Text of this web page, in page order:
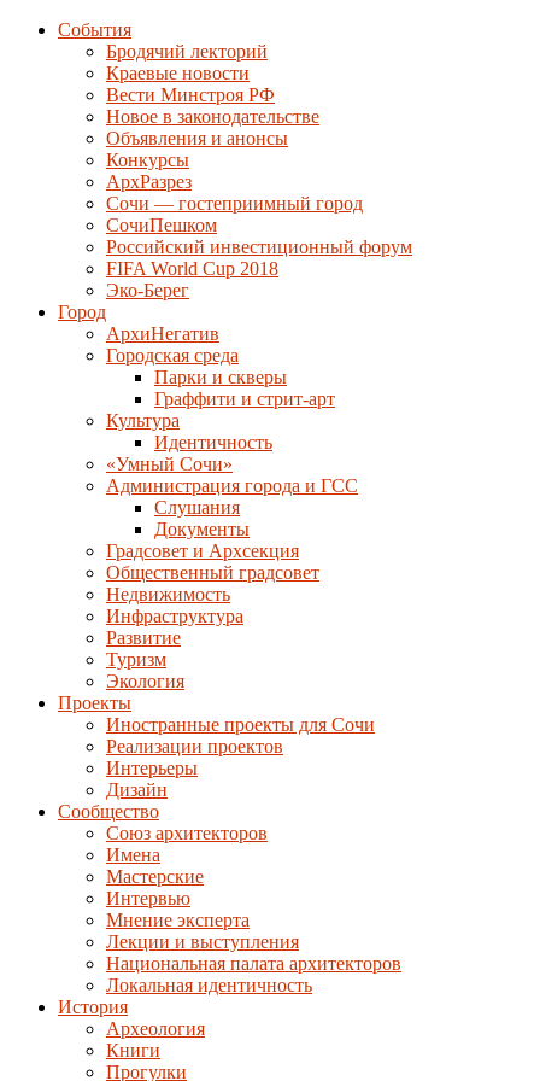
События
Бродячий лекторий
Краевые новости
Вести Минстроя РФ
Новое в законодательстве
Объявления и анонсы
Конкурсы
АрхРазрез
Сочи — гостеприимный город
СочиПешком
Российский инвестиционный форум
FIFA World Cup 2018
Эко-Берег
Город
АрхиНегатив
Городская среда
Парки и скверы
Граффити и стрит-арт
Культура
Идентичность
«Умный Сочи»
Администрация города и ГСС
Слушания
Документы
Градсовет и Архсекция
Общественный градсовет
Недвижимость
Инфраструктура
Развитие
Туризм
Экология
Проекты
Иностранные проекты для Сочи
Реализации проектов
Интерьеры
Дизайн
Сообщество
Союз архитекторов
Имена
Мастерские
Интервью
Мнение эксперта
Лекции и выступления
Национальная палата архитекторов
Локальная идентичность
История
Археология
Книги
Прогулки